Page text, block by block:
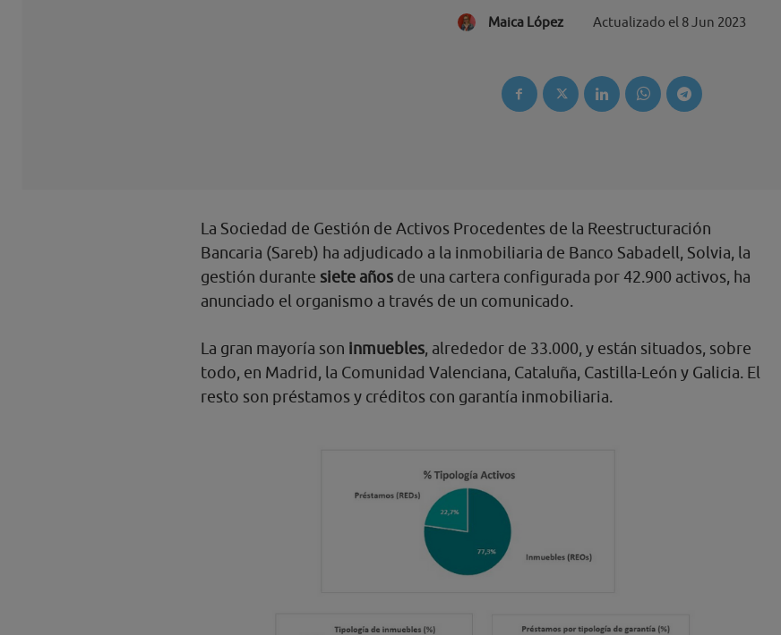
Maica López Actualizado el 8 Jun 2023
La Sociedad de Gestión de Activos Procedentes de la Reestructuración
Bancaria (Sareb) ha adjudicado a la inmobiliaria de Banco Sabadell, Solvia, la
gestión durante siete años de una cartera configurada por 42.900 activos, ha
anunciado el organismo a través de un comunicado.
La gran mayoría son inmuebles, alrededor de 33.000, y están situados, sobre
todo, en Madrid, la Comunidad Valenciana, Cataluña, Castilla-León y Galicia. El
resto son préstamos y créditos con garantía inmobiliaria.